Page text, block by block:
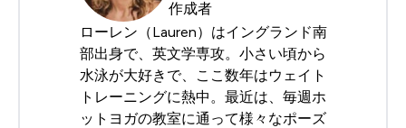
作成者
ローレン（Lauren）はイングランド南
部出身で、英文学専攻。小さい頃から
水泳が大好きで、ここ数年はウェイト
トレーニングに熱中。最近は、毎週ホ
ットヨガの教室に通って様々なポーズ